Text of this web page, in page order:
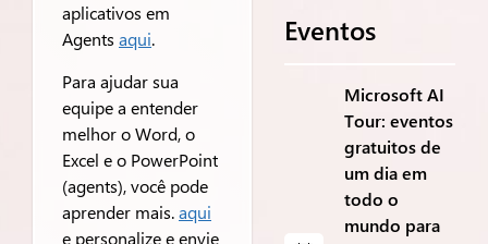
aplicativos em
Agents aqui.
Para ajudar sua
equipe a entender
melhor o Word, o
Excel e o PowerPoint
(agents), você pode
aprender mais.aqui
e personalize e envie
Eventos
Microsoft AI
Tour: eventos
gratuitos de
um dia em
todo o
mundo para